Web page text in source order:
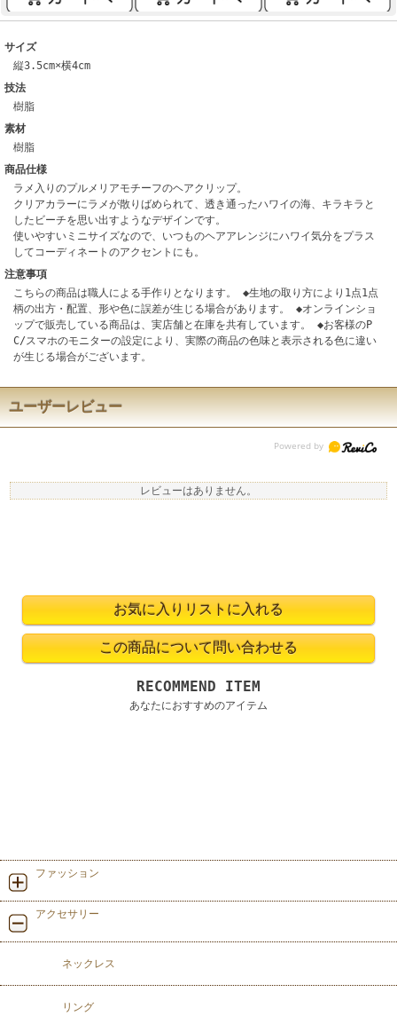
サイズ
縦3.5cm×横4cm
技法
樹脂
素材
樹脂
商品仕様
ラメ入りのプルメリアモチーフのヘアクリップ。
クリアカラーにラメが散りばめられて、透き通ったハワイの海、キラキラと
したビーチを思い出すようなデザインです。
使いやすいミニサイズなので、いつものヘアアレンジにハワイ気分をプラス
してコーディネートのアクセントにも。
注意事項
こちらの商品は職人による手作りとなります。 ◆生地の取り方により1点1点
柄の出方・配置、形や色に誤差が生じる場合があります。 ◆オンラインショ
ップで販売している商品は、実店舗と在庫を共有しています。 ◆お客様のP
C/スマホのモニターの設定により、実際の商品の色味と表示される色に違い
が生じる場合がございます。
ユーザーレビュー
レビューはありません。
RECOMMEND ITEM
あなたにおすすめのアイテム
ファッション
アクセサリー
ネックレス
リング